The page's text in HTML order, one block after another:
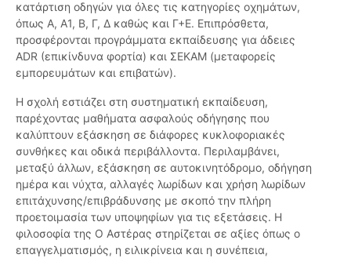
κατάρτιση οδηγών για όλες τις κατηγορίες οχημάτων,
όπως Α, Α1, Β, Γ, Δ καθώς και Γ+Ε. Επιπρόσθετα,
προσφέρονται προγράμματα εκπαίδευσης για άδειες
ADR (επικίνδυνα φορτία) και ΣΕΚΑΜ (μεταφορείς
εμπορευμάτων και επιβατών).
Η σχολή εστιάζει στη συστηματική εκπαίδευση,
παρέχοντας μαθήματα ασφαλούς οδήγησης που
καλύπτουν εξάσκηση σε διάφορες κυκλοφοριακές
συνθήκες και οδικά περιβάλλοντα. Περιλαμβάνει,
μεταξύ άλλων, εξάσκηση σε αυτοκινητόδρομο, οδήγηση
ημέρα και νύχτα, αλλαγές λωρίδων και χρήση λωρίδων
επιτάχυνσης/επιβράδυνσης με σκοπό την πλήρη
προετοιμασία των υποψηφίων για τις εξετάσεις. Η
φιλοσοφία της Ο Αστέρας στηρίζεται σε αξίες όπως ο
επαγγελματισμός, η ειλικρίνεια και η συνέπεια,